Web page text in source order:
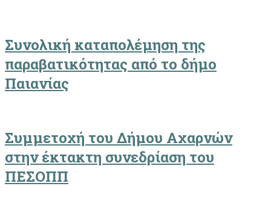
Συνολική καταπολέμηση της
παραβατικότητας από το δήμο
Παιανίας
Συμμετοχή του Δήμου Αχαρνών
στην έκτακτη συνεδρίαση του
ΠΕΣΟΠΠ